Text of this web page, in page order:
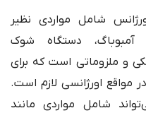
شامل مواردی نظیر
آمبوباگ، دستگاه شوک
و ملزوماتی است که برای
مواقع اورژانسی لازم است.
شامل مواردی مانند